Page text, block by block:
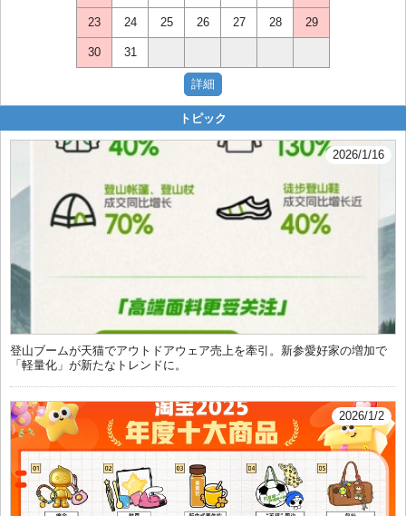
23 24 25 26 27 28 29
30 31
トピック
2026/1/16
登山ブームが天猫でアウトドアウェア売上を牽引。新参愛好家の増加で
「軽量化」が新たなトレンドに。
2026/1/2